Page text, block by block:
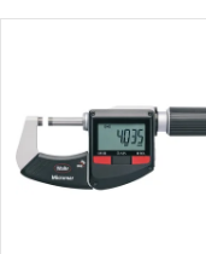
a
e
n
ý
p